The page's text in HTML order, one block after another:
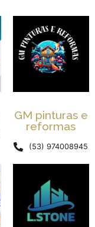
GM pinturas e
reformas
(53) 974008945